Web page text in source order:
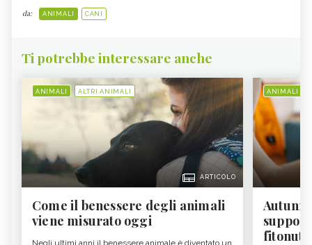
da: ANIMALI CANI
Ti potrebbe interessare anche
ANIMALI ALTRI ANIMALI
ARTICOLO
Come il benessere degli animali
viene misurato oggi
Negli ultimi anni il benessere animale è diventato un
ANIMALI